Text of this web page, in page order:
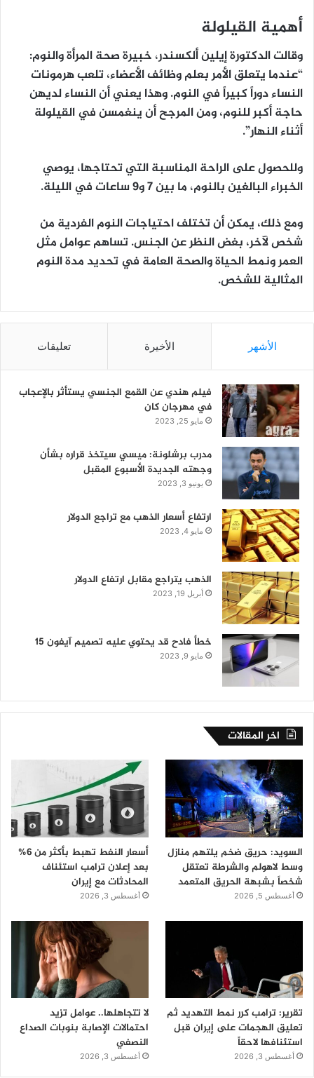
أهمية القيلولة
وقالت الدكتورة إيلين ألكسندر، خبيرة صحة المرأة والنوم:
“عندما يتعلق الأمر بعلم وظائف الأعضاء، تلعب هرمونات
النساء دوراً كبيراً في النوم. وهذا يعني أن النساء لديهن
حاجة أكبر للنوم، ومن المرجح أن ينغمسن في القيلولة
أثناء النهار”.
وللحصول على الراحة المناسبة التي تحتاجها، يوصي
الخبراء البالغين بالنوم، ما بين 7 و9 ساعات في الليلة.
ومع ذلك، يمكن أن تختلف احتياجات النوم الفردية من
شخص لآخر، بغض النظر عن الجنس. تساهم عوامل مثل
العمر ونمط الحياة والصحة العامة في تحديد مدة النوم
المثالية للشخص.
الأشهر الأخيرة تعليقات
فيلم هندي عن القمع الجنسي يستأثر بالإعجاب
في مهرجان كان
مايو 25, 2023
مدرب برشلونة: ميسي سيتخذ قراره بشأن
وجهته الجديدة الأسبوع المقبل
يونيو 3, 2023
ارتفاع أسعار الذهب مع تراجع الدولار
مايو 4, 2023
الذهب يتراجع مقابل ارتفاع الدولار
أبريل 19, 2023
خطأ فادح قد يحتوي عليه تصميم آيفون 15
مايو 9, 2023
اخر المقالات
السويد: حريق ضخم يلتهم منازل
وسط لاهولم والشرطة تعتقل
شخصاً بشبهة الحريق المتعمد
أغسطس 5, 2026
أسعار النفط تهبط بأكثر من 6%
بعد إعلان ترامب استئناف
المحادثات مع إيران
أغسطس 3, 2026
تقرير: ترامب كرر نمط التهديد ثم
تعليق الهجمات على إيران قبل
استئنافها لاحقاً
أغسطس 3, 2026
لا تتجاهلها.. عوامل تزيد
احتمالات الإصابة بنوبات الصداع
النصفي
أغسطس 3, 2026